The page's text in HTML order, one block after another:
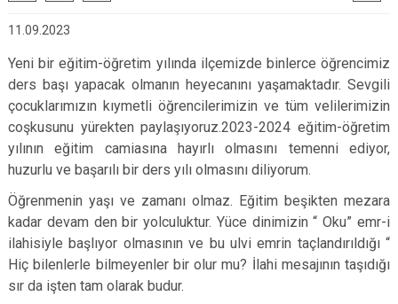
Laçin
11.09.2023
Yeni bir eğitim-öğretim yılında ilçemizde binlerce öğrencimiz
ders başı yapacak olmanın heyecanını yaşamaktadır. Sevgili
çocuklarımızın kıymetli öğrencilerimizin ve tüm velilerimizin
coşkusunu yürekten paylaşıyoruz.2023-2024 eğitim-öğretim
yılının eğitim camiasına hayırlı olmasını temenni ediyor,
huzurlu ve başarılı bir ders yılı olmasını diliyorum.
Öğrenmenin yaşı ve zamanı olmaz. Eğitim beşikten mezara
kadar devam den bir yolculuktur. Yüce dinimizin “ Oku” emr-i
ilahisiyle başlıyor olmasının ve bu ulvi emrin taçlandırıldığı “
Hiç bilenlerle bilmeyenler bir olur mu? İlahi mesajının taşıdığı
sır da işten tam olarak budur.